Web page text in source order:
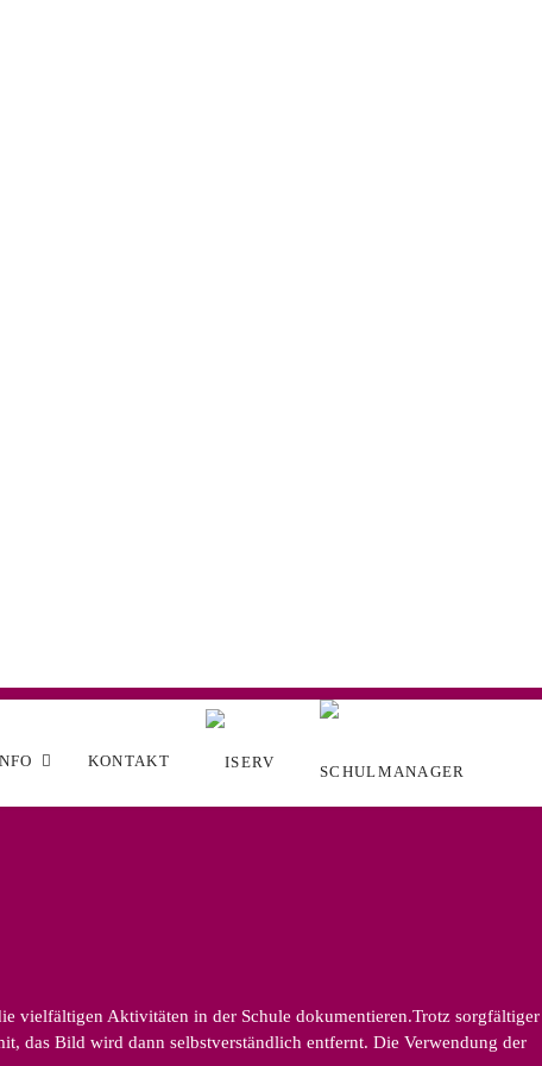
KONTAKT
vielfältigen Aktivitäten in der Schule dokumentieren.Trotz sorgfältiger
das Bild wird dann selbstverständlich entfernt. Die Verwendung der